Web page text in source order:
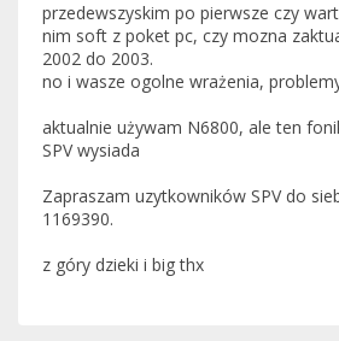
przedewszyskim po pierwsze czy
nim soft z poket pc, czy mozna
2002 do 2003.
no i wasze ogolne wrażenia,
aktualnie używam N6800, ale ten
SPV wysiada
Zapraszam uzytkowników SPV do
1169390.
z góry dzieki i big thx